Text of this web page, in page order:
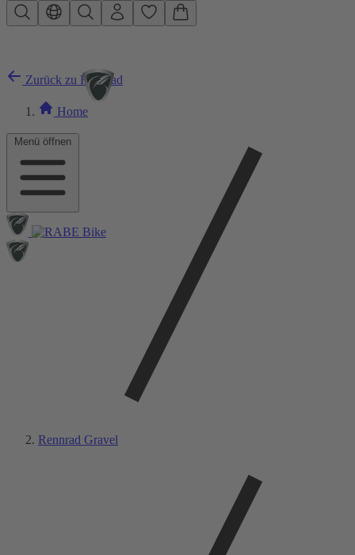
Zum Hauptinhalt springen
Menü öffnen
Zurück zu Rennrad
Home
Rennrad Gravel